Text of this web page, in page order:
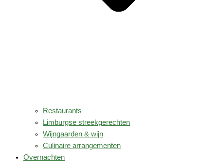
Restaurants
Limburgse streekgerechten
Wijngaarden & wijn
Culinaire arrangementen
Overnachten